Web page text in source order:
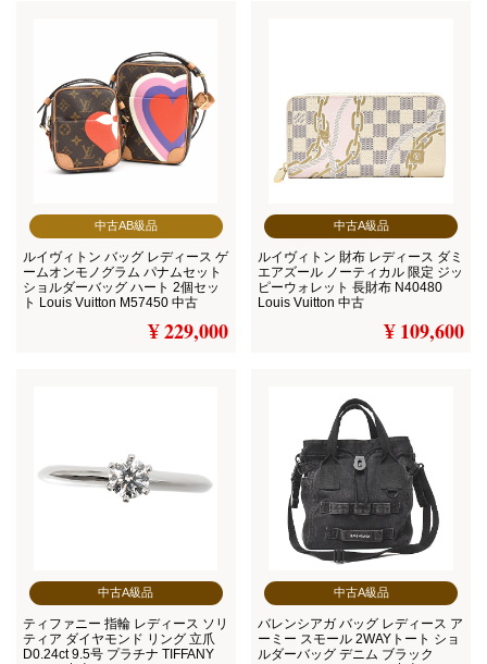
中古AB級品
ルイヴィトン バッグ レディース ゲ
ームオンモノグラム パナムセット
ショルダーバッグ ハート 2個セッ
ト Louis Vuitton M57450 中古
¥ 229,000
中古A級品
ルイヴィトン 財布 レディース ダミ
エアズール ノーティカル 限定 ジッ
ピーウォレット 長財布 N40480
Louis Vuitton 中古
¥ 109,600
中古A級品
ティファニー 指輪 レディース ソリ
ティア ダイヤモンド リング 立爪
D0.24ct 9.5号 プラチナ TIFFANY
中古A級品
バレンシアガ バッグ レディース ア
ーミー スモール 2WAYトート ショ
ルダーバッグ デニム ブラック